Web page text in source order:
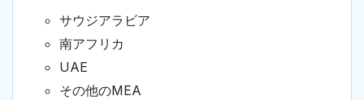
サウジアラビア
南アフリカ
UAE
その他のMEA